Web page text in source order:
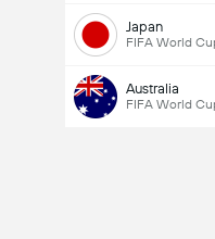
Japan
FIFA World
Australia
FIFA World